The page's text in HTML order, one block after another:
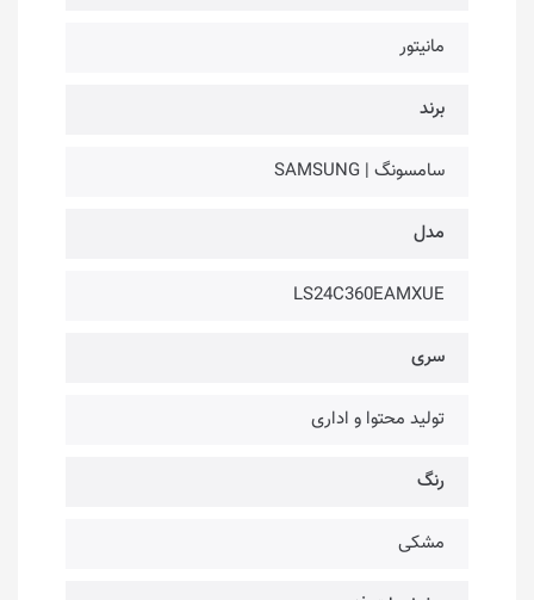
مانیتور
برند
سامسونگ | SAMSUNG
مدل
LS24C360EAMXUE
سری
تولید محتوا و اداری
رنگ
مشکی